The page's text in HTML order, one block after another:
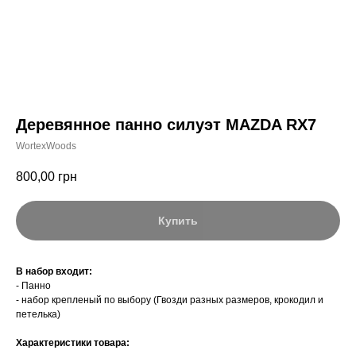
Деревянное панно силуэт MAZDA RX7
WortexWoods
800,00 грн
Купить
В набор входит:
- Панно
- набор крепленый по выбору (Гвозди разных размеров, крокодил и
петелька)
Характеристики товара: